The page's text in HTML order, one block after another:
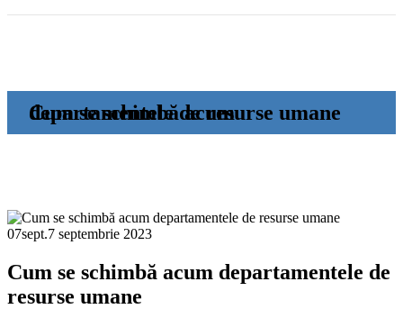
Cum se schimbă acum departamentele de resurse umane
07sept.7 septembrie 2023
Cum se schimbă acum departamentele de
resurse umane